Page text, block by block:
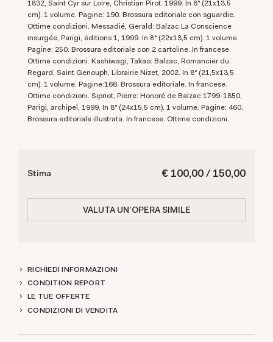
1832, Saint Cyr sur Loire, Christian Pirot. 1999. In 8° (21x13,5
cm). 1 volume. Pagine: 190. Brossura editoriale con sguardie.
Ottime condizioni. Messadié, Gerald: Balzac La Conscience
insurgée, Parigi, éditions 1, 1999. In 8° (22x13,5 cm). 1 volume.
Pagine: 250. Brossura editoriale con 2 cartoline. In francese.
Ottime condizioni. Kashiwagi, Takao: Balzac, Romancier du
Regard, Saint Genouph, Librairie Nizet, 2002. In 8° (21,5x13,5
cm). 1 volume. Pagine:166. Brossura editoriale. In francese.
Ottime condizioni. Sipriot, Pierre: Honoré de Balzac 1799-1850,
Parigi, archipel, 1999. In 8° (24x15,5 cm). 1 volume. Pagine: 460.
Brossura editoriale illustrata. In francese. Ottime condizioni.
€ 100,00 / 150,00
Stima
VALUTA UN'OPERA SIMILE
RICHIEDI INFORMAZIONI
CONDITION REPORT
LE TUE OFFERTE
CONDIZIONI DI VENDITA